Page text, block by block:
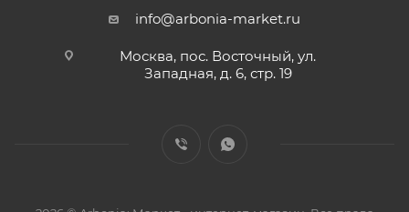
info@arbonia-market.ru
Москва, пос. Восточный, ул.
Западная, д. 6, стр. 19